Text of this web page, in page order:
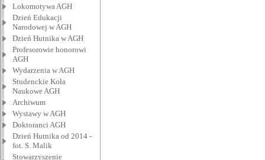
Lokomotywa AGH
Dzień Edukacji
Narodowej w AGH
Dzień Hutnika w AGH
Profesorowie honorowi
AGH
Wydarzenia w AGH
Studenckie Koła
Naukowe AGH
Archiwum
Wystawy w AGH
Doktoranci AGH
Dzień Hutnika od 2014 -
fot. S. Malik
Stowarzyszenie